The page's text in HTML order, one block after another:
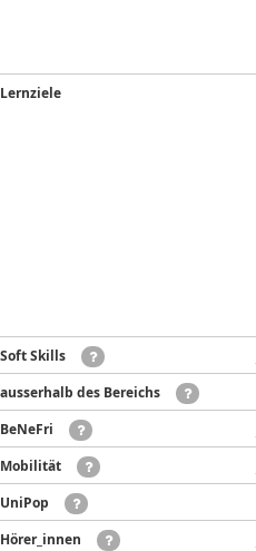
Lernziele
Soft Skills
ausserhalb des Bereichs
BeNeFri
Mobilität
UniPop
Hörer_innen